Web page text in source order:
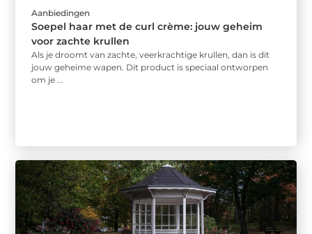
Aanbiedingen
Soepel haar met de curl crème: jouw geheim
voor zachte krullen
Als je droomt van zachte, veerkrachtige krullen, dan is dit
jouw geheime wapen. Dit product is speciaal ontworpen
om je ...